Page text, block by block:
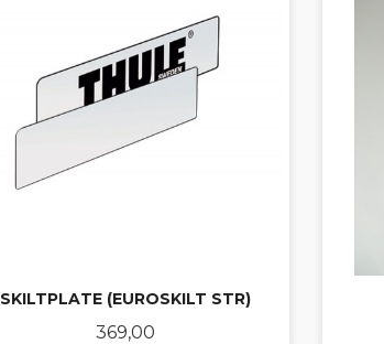
SKILTPLATE (EUROSKILT STR)
Pris
369,00